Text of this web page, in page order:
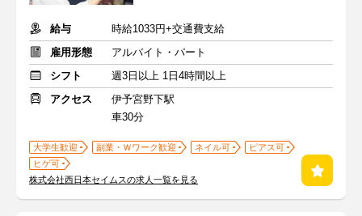
給与
時給1033円+交通費支給
雇用形態
アルバイト・パート
シフト
週3日以上 1日4時間以上
アクセス
伊予宮野下駅
車30分
大学生歓迎 副業・Ｗワーク歓迎 ネイル可
ピアス可
ヒゲ可
株式会社西日本セイムスの求人一覧を見る